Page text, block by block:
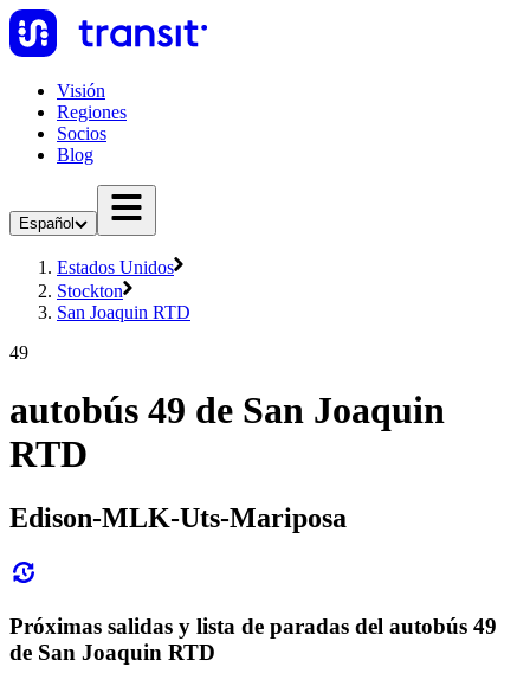
Visión
Regiones
Socios
Blog
Español
Estados Unidos
Stockton
San Joaquin RTD
49
autobús 49 de San Joaquin
RTD
Edison-MLK-Uts-Mariposa
Próximas salidas y lista de paradas del autobús 49
de San Joaquin RTD